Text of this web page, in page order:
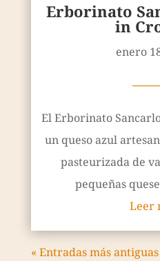
Erborinato
in
enero
El Erborinato
un queso azul
pasteurizada de
pequeñas
Leer
« Entradas más antiguas